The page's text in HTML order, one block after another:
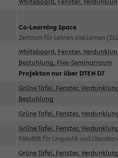
Co-Learning Space
Zentrum für Lehren und Lernen
Whiteboard, Fenster,
Bestuhlung, Flex-Seminarraum
Projekton nur über DTEN D7
Grüne Tafel, Fenster,
Bestuhlung
Grüne Tafel, Fenster,
Grüne Tafel, Fenster,
Fakultät für Linguistik und
Grüne Tafel, Fenster,